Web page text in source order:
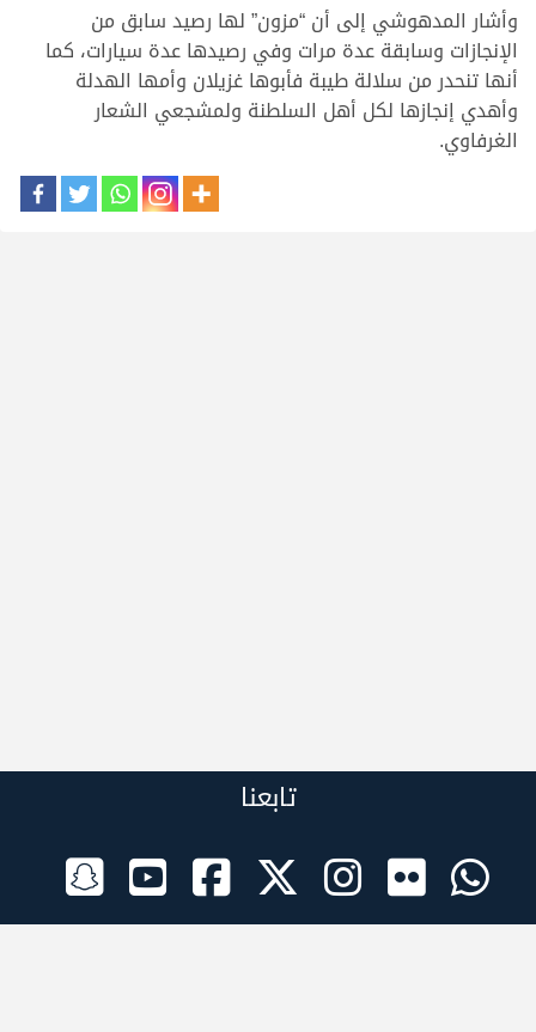
وأشار المدهوشي إلى أن “مزون” لها رصيد سابق من
الإنجازات وسابقة عدة مرات وفي رصيدها عدة سيارات، كما
أنها تنحدر من سلالة طيبة فأبوها غزيلان وأمها الهدلة
وأهدي إنجازها لكل أهل السلطنة ولمشجعي الشعار
الغرفاوي.
تابعنا